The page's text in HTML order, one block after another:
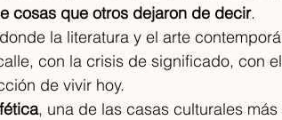
cosas que otros dejaron de decir.
la literatura y el arte
con la crisis de significado, con
de vivir hoy.
, una de las casas culturales